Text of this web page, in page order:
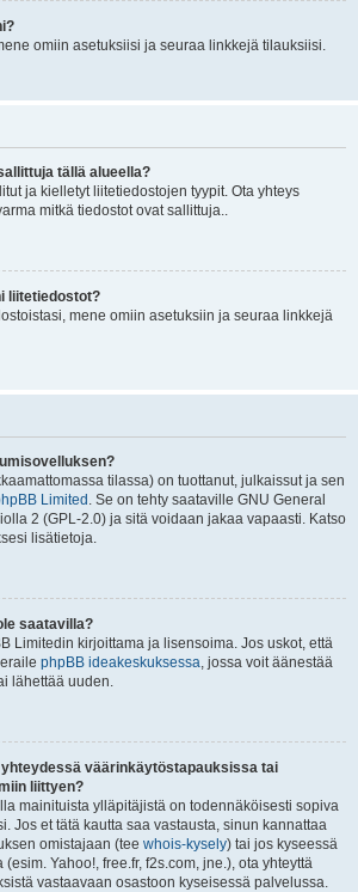
omiin asetuksiisi ja seuraa linkkejä tilauksiisi.
tällä alueella?
ja kielletyt liitetiedostojen tyypit. Ota yhteys
mitkä tiedostot ovat sallittuja..
liitetiedostot?
mene omiin asetuksiin ja seuraa linkkejä
tilassa) on tuottanut, julkaissut ja sen
Limited . Se on tehty saataville GNU General
2 (GPL-2.0) ja sitä voidaan jakaa vapaasti. Katso
lisätietoja.
saatavilla?
Limitedin kirjoittama ja lisensoima. Jos uskot, että
phpBB ideakeskuksessa, jossa voit äänestää
lähettää uuden.
yhteydessä väärinkäytöstapauksissa tai
liittyen?
mainituista ylläpitäjistä on todennäköisesti sopiva
Jos et tätä kautta saa vastausta, sinun kannattaa
omistajaan (tee whois-kysely) tai jos kyseessä
Yahoo!, free.fr, f2s.com, jne.), ota yhteyttä
vastaavaan osastoon kyseisessä palvelussa.